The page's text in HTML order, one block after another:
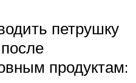
петрушку
продуктам: